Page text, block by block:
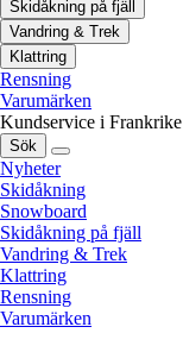
Skidåkning på fjäll
Vandring & Trek
Klattring
Rensning
Varumärken
Kundservice i Frankrike
Sök
Nyheter
Skidåkning
Snowboard
Skidåkning på fjäll
Vandring & Trek
Klattring
Rensning
Varumärken